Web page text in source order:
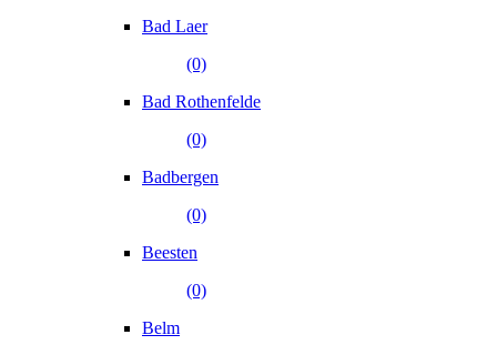
Bad Laer
(0)
Bad Rothenfelde
(0)
Badbergen
(0)
Beesten
(0)
Belm